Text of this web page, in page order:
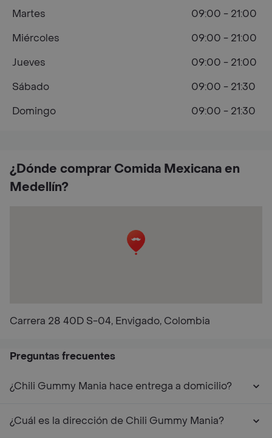
¿Dónde comprar Comida Mexicana en
Medellín?
Carrera 28 40D S-04, Envigado, Colombia
Martes
09:00 - 21:00
Miércoles
09:00 - 21:00
Jueves
09:00 - 21:00
Sábado
09:00 - 21:30
Domingo
09:00 - 21:30
Preguntas frecuentes
¿Chili Gummy Mania hace entrega a domicilio?
¿Cuál es la dirección de Chili Gummy Mania?